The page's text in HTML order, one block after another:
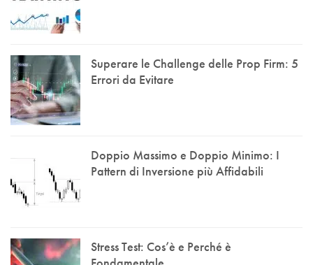
Superare le Challenge delle Prop Firm: 5
Errori da Evitare
Doppio Massimo e Doppio Minimo: I
Pattern di Inversione più Affidabili
Stress Test: Cos’è e Perché è